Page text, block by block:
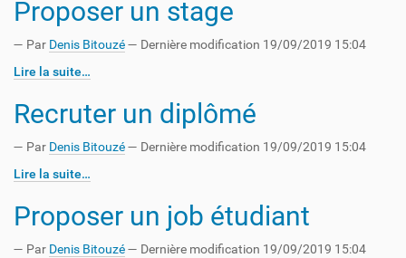
Proposer un stage
— Par Denis Bitouzé— Dernière modification 19/09/2019 15:04
Lire la suite…
Recruter un diplômé
— Par Denis Bitouzé— Dernière modification 19/09/2019 15:04
Lire la suite…
Proposer un job étudiant
— Par Denis Bitouzé— Dernière modification 19/09/2019 15:04